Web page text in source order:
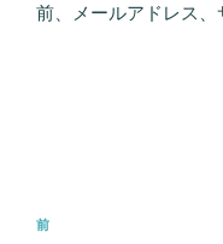
前、メールアドレス、
前
前